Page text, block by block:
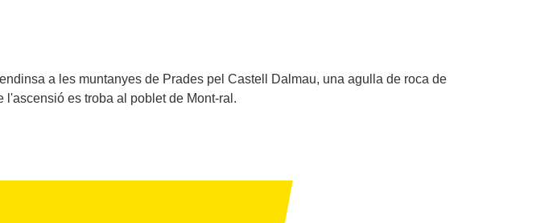
a les muntanyes de Prades pel Castell Dalmau, una agulla de roca de
es troba al poblet de Mont-ral.